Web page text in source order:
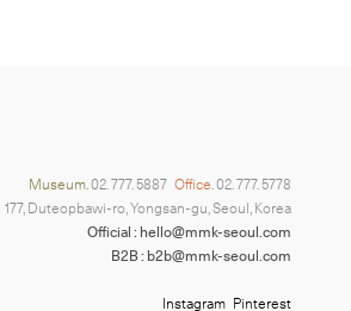
Museum.02. 777. 5887 Office.02. 777. 5778
177, Duteopbawi-ro, Yongsan-gu, Seoul, Korea
Official : hello@mmk-seoul.com
B2B : b2b@mmk-seoul.com
Instagram Pinterest